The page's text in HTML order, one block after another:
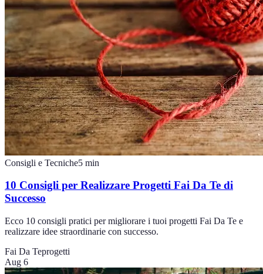
Consigli e Tecniche5 min
10 Consigli per Realizzare Progetti Fai Da Te di
Successo
Ecco 10 consigli pratici per migliorare i tuoi progetti Fai Da Te e
realizzare idee straordinarie con successo.
Fai Da Teprogetti
Aug 6